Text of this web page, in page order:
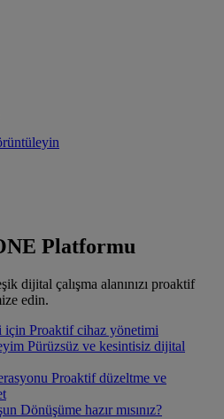
Platformu
dijital çalışma alanınızı proaktif
edin.
için Proaktif cihaz yönetimi
Pürüzsüz ve kesintisiz dijital
Proaktif düzeltme ve
Dönüşüme hazır mısınız?